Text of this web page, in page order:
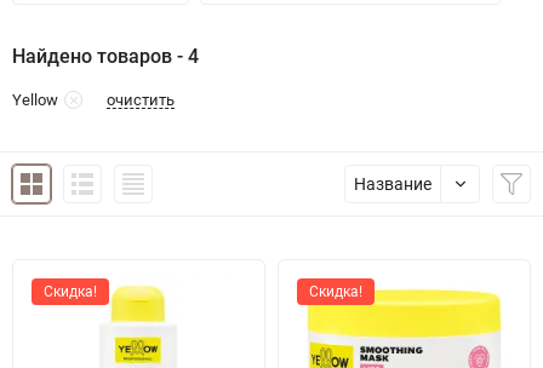
Найдено товаров - 4
Yellow очистить
Название
Скидка! Скидка!